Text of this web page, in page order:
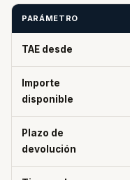
PARÁMETRO
TAE desde
Importe
disponible
Plazo de
devolución